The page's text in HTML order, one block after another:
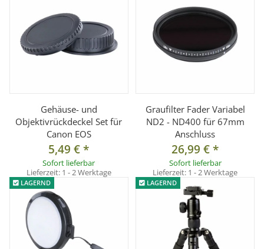
Gehäuse- und
Objektivrückdeckel Set für
Canon EOS
5,49 €*
Sofort lieferbar
Lieferzeit: 1 - 2 Werktage
Graufilter Fader Variabel
ND2 - ND400 für 67mm
Anschluss
26,99 €*
Sofort lieferbar
Lieferzeit: 1 - 2 Werktage
LAGERND LAGERND